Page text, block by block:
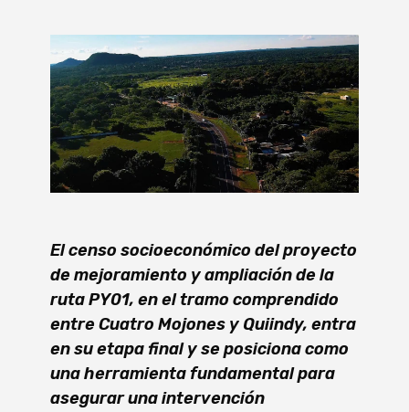
El censo socioeconómico del proyecto
de mejoramiento y ampliación de la
ruta PY01, en el tramo comprendido
entre Cuatro Mojones y Quiindy, entra
en su etapa final y se posiciona como
una herramienta fundamental para
asegurar una intervención